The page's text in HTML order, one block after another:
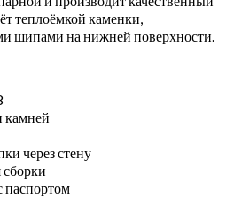
теплоёмкой каменки,
шипами на нижней поверхности.
камней
через стену
паспортом